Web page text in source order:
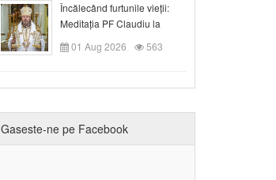
Încălecând furtunile vieții:
Meditația PF Claudiu la
Duminica a IX-a după Rusalii
01 Aug 2026 563
Gaseste-ne pe Facebook